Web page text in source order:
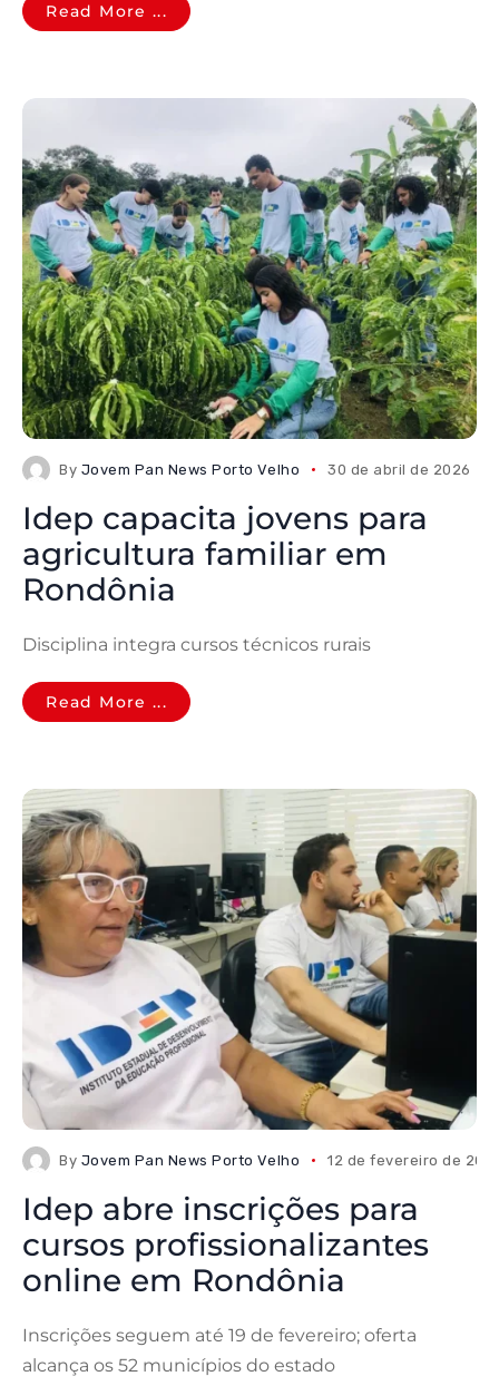
Read More ...
By Jovem Pan News Porto Velho 30 de abril de 2026
Idep capacita jovens para
agricultura familiar em
Rondônia
Disciplina integra cursos técnicos rurais
Read More ...
By Jovem Pan News Porto Velho 12 de fevereiro de
Idep abre inscrições para
cursos profissionalizantes
online em Rondônia
Inscrições seguem até 19 de fevereiro; oferta
alcança os 52 municípios do estado